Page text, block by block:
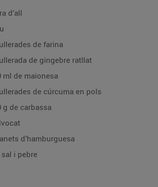
d’all
de farina
de gingebre ratllat
ml de maionesa
de cúrcuma en pols
g de carbassa
d’hamburguesa
sal i pebre